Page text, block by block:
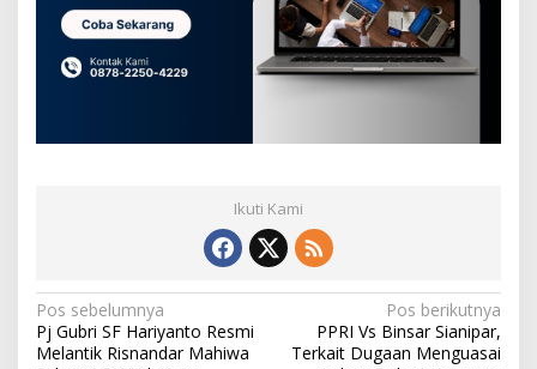
Ikuti Kami
N
a
Pos sebelumnya
Pj Gubri SF Hariyanto Resmi
Melantik Risnandar Mahiwa
Pos berikutnya
PPRI Vs Binsar Sianipar,
Terkait Dugaan Menguasai